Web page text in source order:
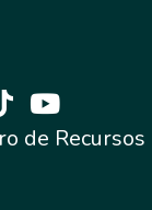
de Recursos